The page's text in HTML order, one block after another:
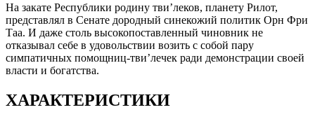
На закате Республики родину тви’леков, планету Рилот,
представлял в Сенате дородный синекожий политик Орн Фри
Таа. И даже столь высокопоставленный чиновник не
отказывал себе в удовольствии возить с собой пару
симпатичных помощниц-тви’лечек ради демонстрации своей
власти и богатства.
ХАРАКТЕРИСТИКИ